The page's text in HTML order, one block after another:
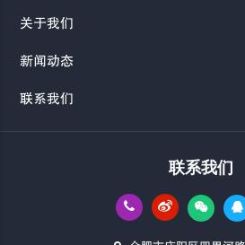
关于我们
新闻动态
联系我们
联系我们